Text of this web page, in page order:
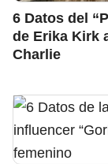
6 Datos del
de Erika Kirk
Charlie